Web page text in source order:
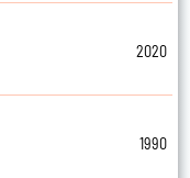
2020
1990